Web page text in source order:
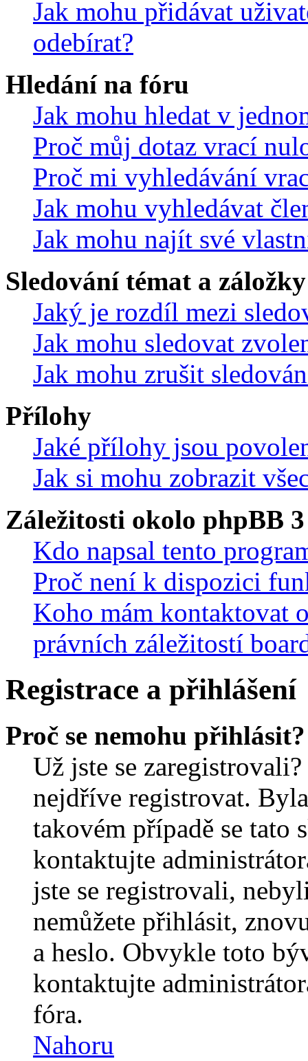
Jak mohu přidávat
odebírat?
Hledání na fóru
Jak mohu hledat v
Proč můj dotaz vrací
Proč mi vyhledávání
Jak mohu vyhledávat
Jak mohu najít své
Sledování témat a záložky
Jaký je rozdíl mezi
Jak mohu sledovat
Jak mohu zrušit
Přílohy
Jaké přílohy jsou
Jak si mohu zobrazit
Záležitosti okolo phpBB 3
Kdo napsal tento
Proč není k dispozici
Koho mám kontaktovat
právních záležitostí
Registrace a přihlášení
Proč se nemohu přihlásit?
Už jste se
nejdříve registrovat.
takovém případě se tato
kontaktujte
jste se registrovali,
nemůžete přihlásit,
a heslo. Obvykle toto
kontaktujte
fóra.
Nahoru